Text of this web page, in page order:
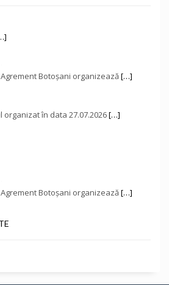
Botoşani organizează[…]
în data 27.07.2026[…]
Botoşani organizează[…]